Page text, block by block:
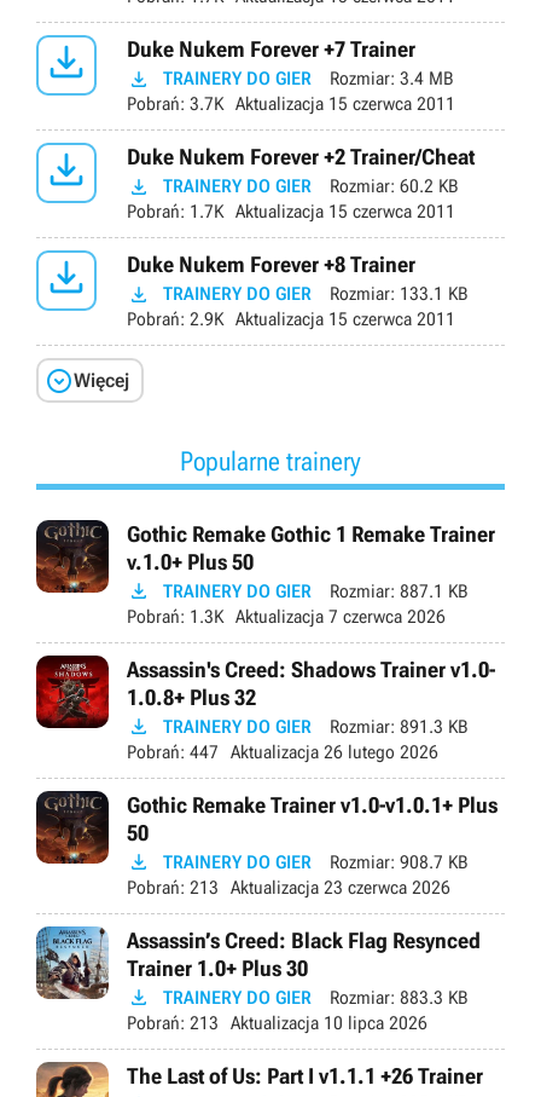
 Duke Nukem Forever +7 Trainer
 TRAINERY DO GIER Rozmiar: 3.4 MB
Pobrań: 3.7K Aktualizacja 15 czerwca 2011
 Duke Nukem Forever +2 Trainer/Cheat
 TRAINERY DO GIER Rozmiar: 60.2 KB
Pobrań: 1.7K Aktualizacja 15 czerwca 2011
 Duke Nukem Forever +8 Trainer
 TRAINERY DO GIER Rozmiar: 133.1 KB
Pobrań: 2.9K Aktualizacja 15 czerwca 2011
Więcej
Popularne trainery
Gothic Remake Gothic 1 Remake Trainer
v.1.0+ Plus 50
 TRAINERY DO GIER Rozmiar: 887.1 KB
Pobrań: 1.3K Aktualizacja 7 czerwca 2026
Assassin's Creed: Shadows Trainer v1.0-
1.0.8+ Plus 32
 TRAINERY DO GIER Rozmiar: 891.3 KB
Pobrań: 447 Aktualizacja 26 lutego 2026
Gothic Remake Trainer v1.0-v1.0.1+ Plus
50
 TRAINERY DO GIER Rozmiar: 908.7 KB
Pobrań: 213 Aktualizacja 23 czerwca 2026
Assassin’s Creed: Black Flag Resynced
Trainer 1.0+ Plus 30
 TRAINERY DO GIER Rozmiar: 883.3 KB
Pobrań: 213 Aktualizacja 10 lipca 2026
The Last of Us: Part I v1.1.1 +26 Trainer